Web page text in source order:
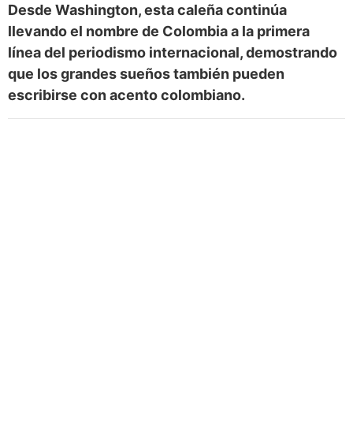
Desde Washington, esta caleña continúa
llevando el nombre de Colombia a la primera
línea del periodismo internacional, demostrando
que los grandes sueños también pueden
escribirse con acento colombiano.